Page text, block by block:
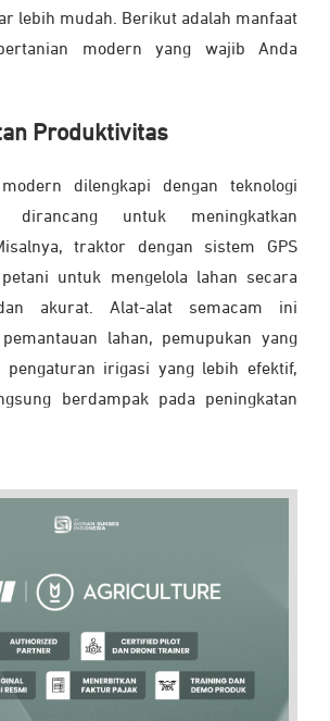
lebih mudah. Berikut adalah manfaat
modern yang wajib Anda
Produktivitas
dilengkapi dengan teknologi
dirancang untuk meningkatkan
traktor dengan sistem GPS
untuk mengelola lahan secara
akurat. Alat-alat semacam ini
lahan, pemupukan yang
pengaturan irigasi yang lebih efektif,
berdampak pada peningkatan